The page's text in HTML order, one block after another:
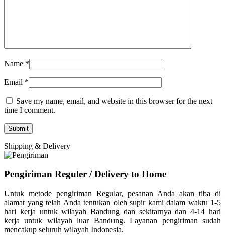
Name *
Email *
Save my name, email, and website in this browser for the next
time I comment.
Shipping & Delivery
Pengiriman Reguler / Delivery to Home
Untuk metode pengiriman Regular, pesanan Anda akan tiba di
alamat yang telah Anda tentukan oleh supir kami dalam waktu 1-5
hari kerja untuk wilayah Bandung dan sekitarnya dan 4-14 hari
kerja untuk wilayah luar Bandung. Layanan pengiriman sudah
mencakup seluruh wilayah Indonesia.